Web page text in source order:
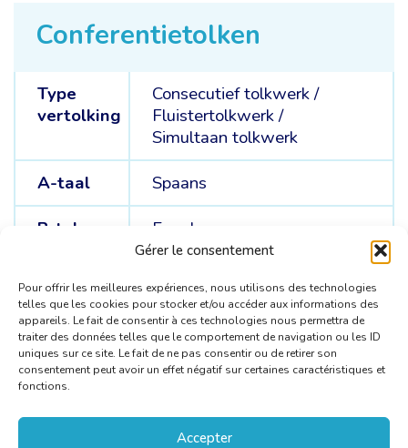
Gérer le consentement
Pour offrir les meilleures expériences, nous utilisons des technologies
telles que les cookies pour stocker et/ou accéder aux informations des
appareils. Le fait de consentir à ces technologies nous permettra de
traiter des données telles que le comportement de navigation ou les ID
uniques sur ce site. Le fait de ne pas consentir ou de retirer son
consentement peut avoir un effet négatif sur certaines caractéristiques et
fonctions.
Accepter
Conferentietolken
Type
vertolking
Consecutief tolkwerk/
Fluistertolkwerk/
Simultaan tolkwerk
A-taal
Spaans
B-talen
Engels